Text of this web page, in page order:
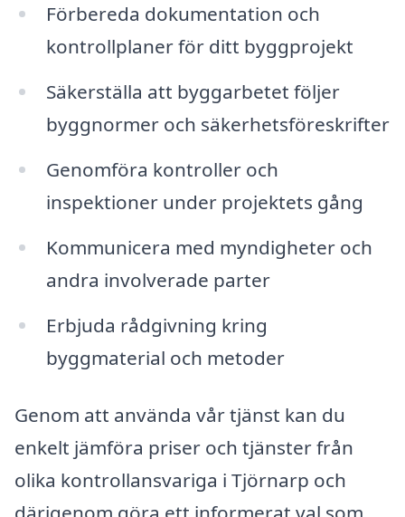
Förbereda dokumentation och
kontrollplaner för ditt byggprojekt
Säkerställa att byggarbetet följer
byggnormer och säkerhetsföreskrifter
Genomföra kontroller och
inspektioner under projektets gång
Kommunicera med myndigheter och
andra involverade parter
Erbjuda rådgivning kring
byggmaterial och metoder
Genom att använda vår tjänst kan du
enkelt jämföra priser och tjänster från
olika kontrollansvariga i Tjörnarp och